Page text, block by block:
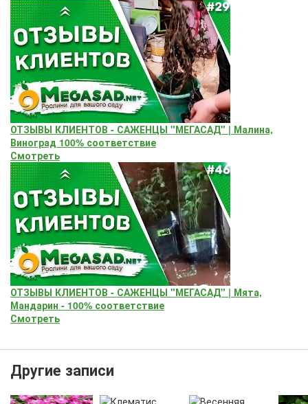
ОТЗЫВЫ КЛИЕНТОВ - САЖЕНЦЫ "МЕГАСАД" | Малина,
Виноград 100% соответствие
Смотреть
ОТЗЫВЫ КЛИЕНТОВ - САЖЕНЦЫ "МЕГАСАД" | Мята,
Мандарин - 100% соответствие
Смотреть
Другие записи